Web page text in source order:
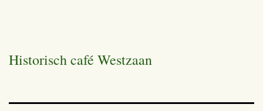
Historisch café Westzaan